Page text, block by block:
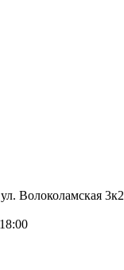
Волоколамская 3к2